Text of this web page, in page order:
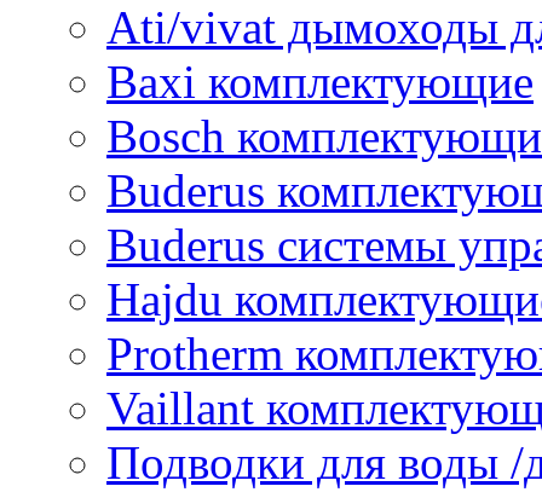
Ati/vivat дымоходы
Baxi комплектующие
Bosch
Buderus
Buderus системы
Hajdu
Protherm
Vaillant
Подводки для воды /